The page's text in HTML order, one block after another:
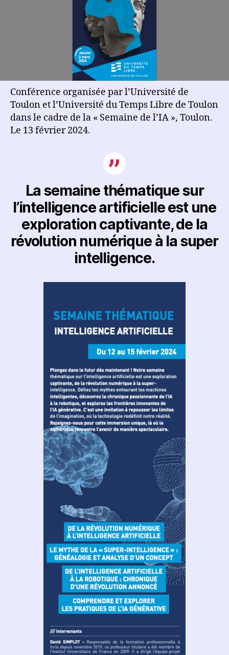
Conférence organisée par l’Université de
Toulon et l’Université du Temps Libre de Toulon
dans le cadre de la « Semaine de l’IA », Toulon.
Le 13 février 2024.
La semaine thématique sur
l’intelligence artificielle est une
exploration captivante, de la
révolution numérique à la super
intelligence.